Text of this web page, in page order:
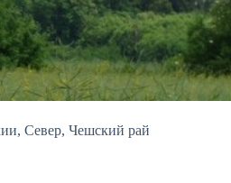
, Север, Чешский рай